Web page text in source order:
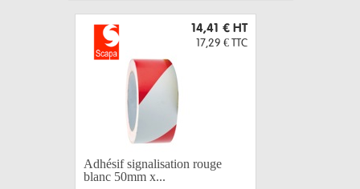
14,41 € HT
17,29 € TTC
Adhésif signalisation rouge
blanc 50mm x...